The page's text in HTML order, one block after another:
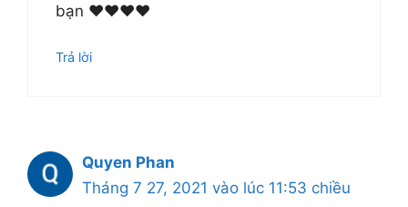
bạn ❤❤❤❤
Trả lời
Quyen Phan
Tháng 7 27, 2021 vào lúc 11:53 chiều